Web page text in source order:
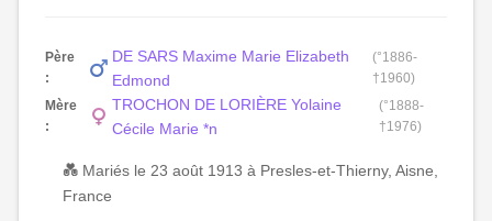
Père
:
DE SARS Maxime Marie Elizabeth
Edmond
(°1886-
†1960)
Mère
:
TROCHON DE LORIÈRE Yolaine
Cécile Marie *n
(°1888-
†1976)
💑 Mariés le 23 août 1913 à Presles-et-Thierny, Aisne,
France